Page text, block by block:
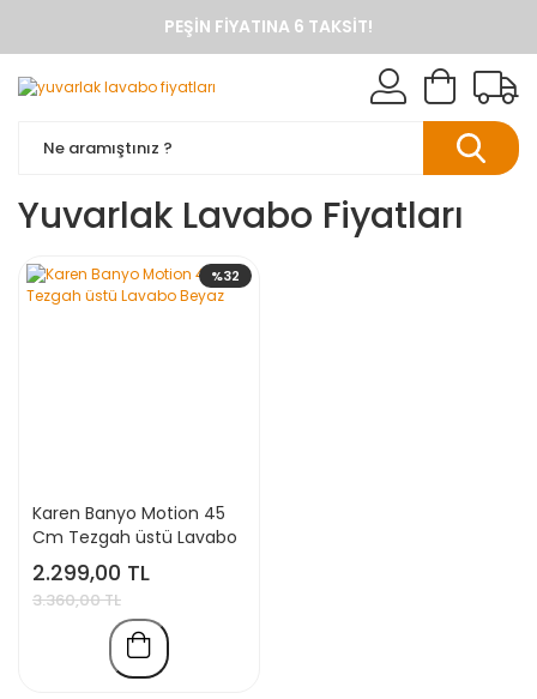
PEŞIN FIYATINA 6 TAKSIT!
ANINDA %10 HAVALE İNDIRIMI
TÜM ÜRÜNLERDE KARGO BEDAVA
KAREN BANYO RESMI ALIŞVERIŞ SITESI
BANYO DOLAPLARINDA ANINDA %10 HAVALE INDIRIMI
Yuvarlak Lavabo Fiyatları
%32
Karen Banyo Motion 45
Cm Tezgah üstü Lavabo
Beyaz
2.299,00 TL
3.360,00 TL